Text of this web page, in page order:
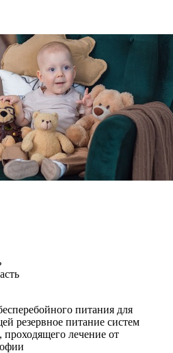
питания для
резервное питание систем
проходящего лечение от